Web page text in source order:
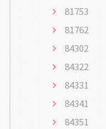
81753
81762
84302
84322
84331
84341
84351